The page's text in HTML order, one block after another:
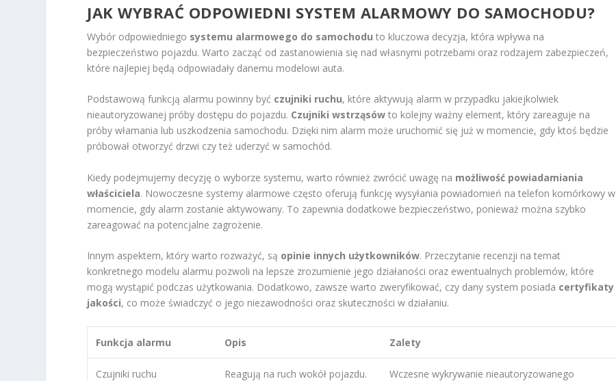
JAK WYBRAĆ ODPOWIEDNI SYSTEM ALARMOWY DO SAMOCHODU?
Wybór odpowiedniego systemu alarmowego do samochodu to kluczowa decyzja, która wpływa na
bezpieczeństwo pojazdu. Warto zacząć od zastanowienia się nad własnymi potrzebami oraz rodzajem zabezpieczeń,
które najlepiej będą odpowiadały danemu modelowi auta.
Podstawową funkcją alarmu powinny być czujniki ruchu, które aktywują alarm w przypadku jakiejkolwiek
nieautoryzowanej próby dostępu do pojazdu. Czujniki wstrząsów to kolejny ważny element, który zareaguje na
próby włamania lub uszkodzenia samochodu. Dzięki nim alarm może uruchomić się już w momencie, gdy ktoś będzie
próbował otworzyć drzwi czy też uderzyć w samochód.
Kiedy podejmujemy decyzję o wyborze systemu, warto również zwrócić uwagę na możliwość powiadamiania
właściciela. Nowoczesne systemy alarmowe często oferują funkcję wysyłania powiadomień na telefon komórkowy w
momencie, gdy alarm zostanie aktywowany. To zapewnia dodatkowe bezpieczeństwo, ponieważ można szybko
zareagować na potencjalne zagrożenie.
Innym aspektem, który warto rozważyć, są opinie innych użytkowników. Przeczytanie recenzji na temat
konkretnego modelu alarmu pozwoli na lepsze zrozumienie jego działaności oraz ewentualnych problemów, które
mogą wystąpić podczas użytkowania. Dodatkowo, zawsze warto zweryfikować, czy dany system posiada certyfikaty
jakości, co może świadczyć o jego niezawodności oraz skuteczności w działaniu.
Funkcja alarmu Opis Zalety
Czujniki ruchu Reagują na ruch wokół pojazdu.
Wczesne wykrywanie nieautoryzowanego